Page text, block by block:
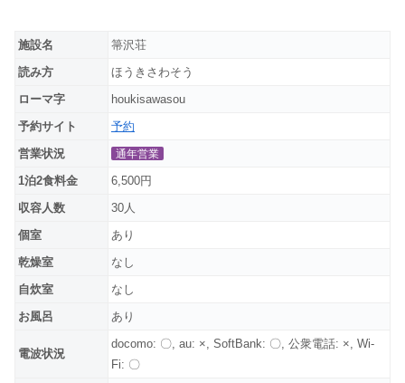
施設名
箒沢荘
読み方
ほうきさわそう
ローマ字
houkisawasou
予約サイト
予約
営業状況
通年営業
1泊2食料金
6,500円
収容人数
30人
個室
あり
乾燥室
なし
自炊室
なし
お風呂
あり
電波状況
docomo: 〇, au: ×, SoftBank: 〇, 公衆電話: ×, Wi-
Fi: 〇